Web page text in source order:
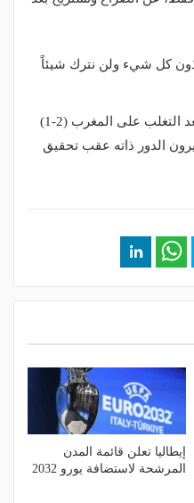
كل شيء ولن نترك شيئاً
وتأهلت مصر إلى نصف النهائي بعد التغلب على المغرب (2-1)
الدور ذاته عقب تحقيق
إيطاليا تعلن قائمة المدن
المرشحة لاستضافة يورو 2032